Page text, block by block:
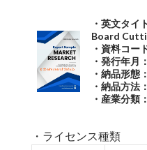
・英文タイ
Board
・資料コー
・発行年月
・納品形態
・納品方法
・産業分類
・ライセンス種類